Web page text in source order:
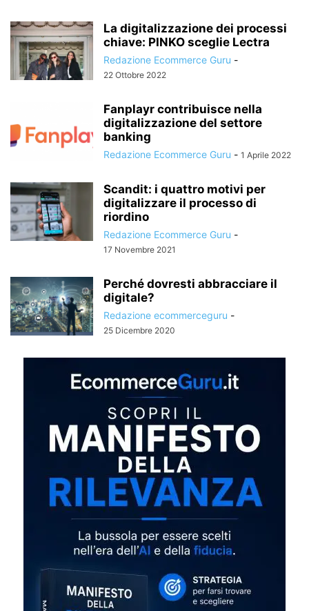
La digitalizzazione dei processi
chiave: PINKO sceglie Lectra
Redazione Ecommerce Guru -
22 Ottobre 2022
Fanplayr contribuisce nella
digitalizzazione del settore
banking
Redazione Ecommerce Guru - 1 Aprile 2022
Scandit: i quattro motivi per
digitalizzare il processo di
riordino
Redazione Ecommerce Guru -
17 Novembre 2021
Perché dovresti abbracciare il
digitale?
Redazione ecommerceguru -
25 Dicembre 2020